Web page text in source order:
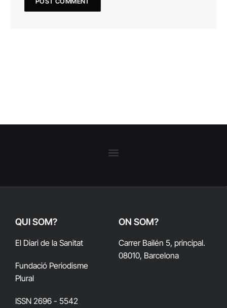
QUI SOM?
El Diari de la Sanitat
Fundació Periodisme
Plural
ISSN 2696 - 5542
ON SOM?
Carrer Bailén 5, principal.
08010, Barcelona